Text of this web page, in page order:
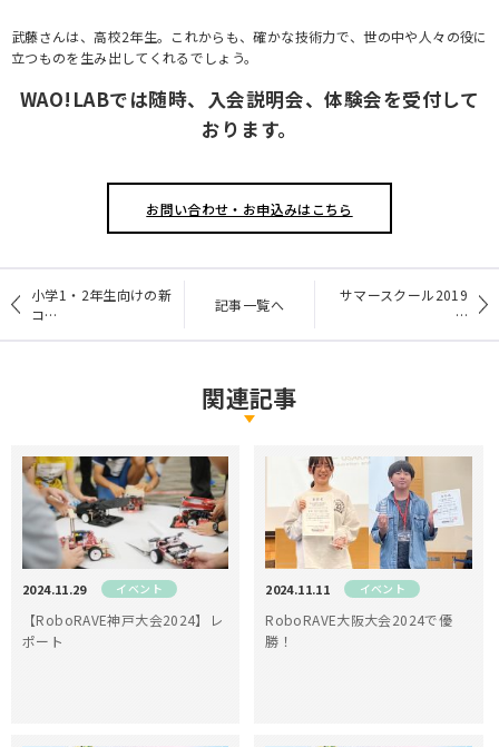
武藤さんは、高校2年生。これからも、確かな技術力で、世の中や人々の役に
立つものを生み出してくれるでしょう。
WAO!LABでは随時、入会説明会、体験会を受付して
おります。
お問い合わせ・お申込みはこちら
小学1・2年生向けの新
コ…
記事一覧へ
サマースクール2019
…
関連記事
2024.11.29 イベント
【RoboRAVE神戸大会2024】レ
ポート
2024.11.11 イベント
RoboRAVE大阪大会2024で優
勝！